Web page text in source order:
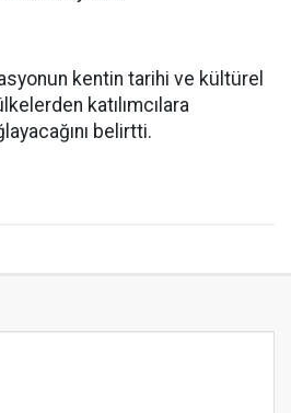
kentin tarihi ve kültürel
katılımcılara
belirtti.